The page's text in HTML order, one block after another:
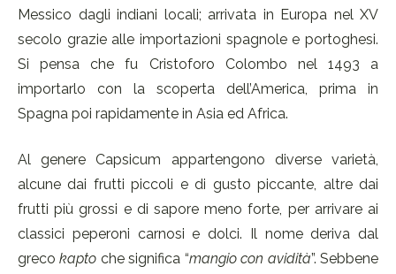
Messico dagli indiani locali; arrivata in Europa nel XV
secolo grazie alle importazioni spagnole e portoghesi.
Si pensa che fu Cristoforo Colombo nel 1493 a
importarlo con la scoperta dell’America, prima in
Spagna poi rapidamente in Asia ed Africa.
Al genere Capsicum appartengono diverse varietà,
alcune dai frutti piccoli e di gusto piccante, altre dai
frutti più grossi e di sapore meno forte, per arrivare ai
classici peperoni carnosi e dolci. Il nome deriva dal
grecokapto che significa “mangio con avidità”. Sebbene